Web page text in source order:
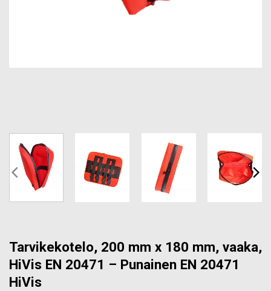
Tarvikekotelo, 200 mm x 180 mm, vaaka,
HiVis EN 20471 – Punainen EN 20471
HiVis